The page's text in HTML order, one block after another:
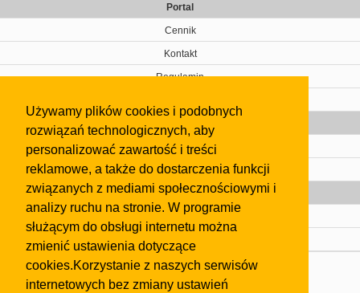
Używamy plików cookies i podobnych
rozwiązań technologicznych, aby
personalizować zawartość i treści
reklamowe, a także do dostarczenia funkcji
związanych z mediami społecznościowymi i
analizy ruchu na stronie. W programie
służącym do obsługi internetu można
zmienić ustawienia dotyczące
cookies.Korzystanie z naszych serwisów
internetowych bez zmiany ustawień
Portal
Cennik
Kontakt
Regulamin
Gazeta
Olkusz
Kontakt
Strefa dla biznesu
Biura nieruchomości
Dealerzy i autokomisy
Skontaktuj się z nami